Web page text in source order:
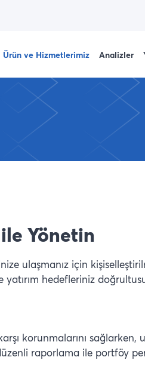
Ürün ve Hizmetlerimiz Analizler
ile Yönetin
ulaşmanız için
hedefleriniz
korunmalarını
raporlama ile portföy